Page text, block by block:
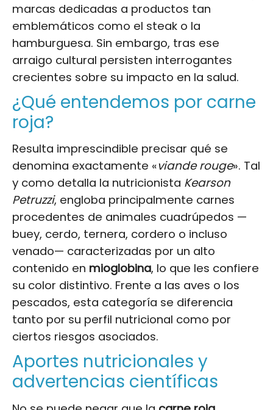
marcas dedicadas a productos tan
emblemáticos como el steak o la
hamburguesa. Sin embargo, tras ese
arraigo cultural persisten interrogantes
crecientes sobre su impacto en la salud.
¿Qué entendemos por carne
roja?
Resulta imprescindible precisar qué se
denomina exactamente «viande rouge». Tal
y como detalla la nutricionista Kearson
Petruzzi, engloba principalmente carnes
procedentes de animales cuadrúpedos —
buey, cerdo, ternera, cordero o incluso
venado— caracterizadas por un alto
contenido en mioglobina, lo que les confiere
su color distintivo. Frente a las aves o los
pescados, esta categoría se diferencia
tanto por su perfil nutricional como por
ciertos riesgos asociados.
Aportes nutricionales y
advertencias científicas